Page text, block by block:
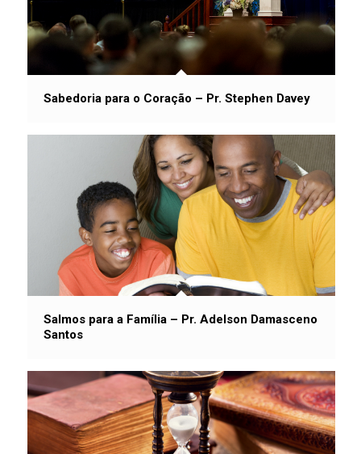
Sabedoria para o Coração – Pr. Stephen Davey
Salmos para a Família – Pr. Adelson Damasceno
Santos